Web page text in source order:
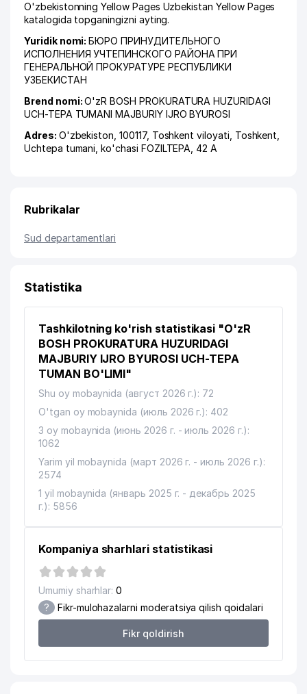
O'zbekistonning Yellow Pages Uzbekistan Yellow Pages
katalogida topganingizni ayting.
Yuridik nomi:БЮРО ПРИНУДИТЕЛЬНОГО
ИСПОЛНЕНИЯ УЧТЕПИНСКОГО РАЙОНА ПРИ
ГЕНЕРАЛЬНОЙ ПРОКУРАТУРЕ РЕСПУБЛИКИ
УЗБЕКИСТАН
Brend nomi:O'zR BOSH PROKURATURA HUZURIDAGI
UCH-TEPA TUMANI MAJBURIY IJRO BYUROSI
Adres: O'zbekiston, 100117, Toshkent viloyati Toshkent
Uchtepa tumani ,ko'chasi FOZILTEPA , 42 A
Rubrikalar
Sud departamentlari
Statistika
Tashkilotning ko'rish statistikasi "O'zR
BOSH PROKURATURA HUZURIDAGI
MAJBURIY IJRO BYUROSI UCH-TEPA
TUMAN BO'LIMI"
Shu oy mobaynida (август 2026 г.): 72
O'tgan oy mobaynida (июль 2026 г.): 402
3 oy mobaynida (июнь 2026 г. - июль 2026 г.):
1062
Yarim yil mobaynida (март 2026 г. - июль 2026 г.):
2574
1 yil mobaynida (январь 2025 г. - декабрь 2025
г.): 5856
Kompaniya sharhlari statistikasi
Umumiy sharhlar: 0
? Fikr-mulohazalarni moderatsiya qilish qoidalari
Fikr qoldirish